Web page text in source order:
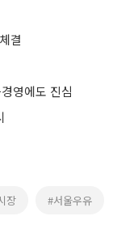
결
영에도 진심
장 #서울우유